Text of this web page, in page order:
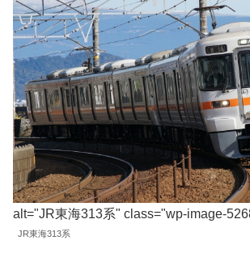
alt="JR東海313系" class="wp-image-
JR東海313系